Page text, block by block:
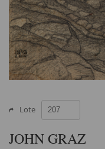
Lote
JOHN GRAZ